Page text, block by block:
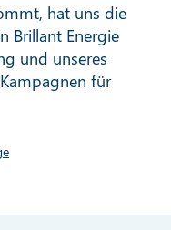
hat uns die
Brillant Energie
und unseres
für